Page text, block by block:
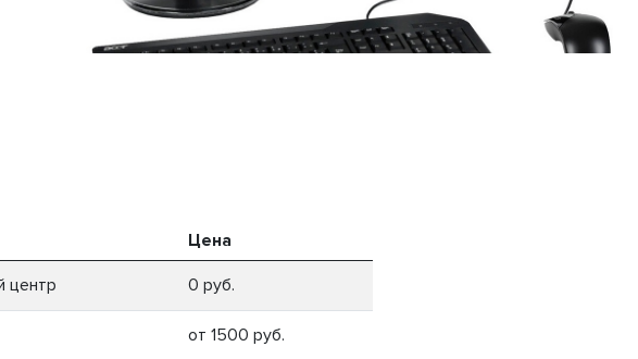
Цена
центр 0 руб.
от 1500 руб.